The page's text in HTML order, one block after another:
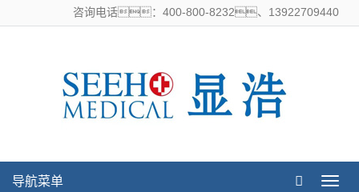
咨询电话：400-800-8232、13922709440
导
导航菜单